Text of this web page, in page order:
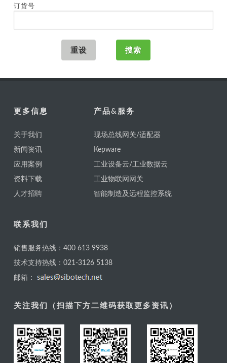
订货号
更多信息
关于我们
新闻资讯
应用案例
资料下载
人才招聘
产品&服务
现场总线网关/适配器
Kepware
工业设备云/工业数据云
工业物联网网关
智能制造及远程监控系统
联系我们
销售服务热线：400 613 9938
技术支持热线：021-3126 5138
邮箱：
关注我们（扫描下方二维码获取更多资讯）